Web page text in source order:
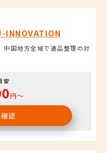
INNOVATION
中国地方全域で遺品整理の対
安
円〜
認